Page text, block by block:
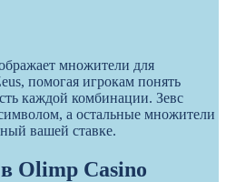
множители для
помогая игрокам понять
каждой комбинации. Зевс
а остальные множители
вашей ставке.
Olimp Casino